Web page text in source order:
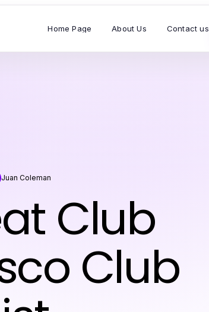
Home Page About Us Contact us
Juan Coleman
Club
Club